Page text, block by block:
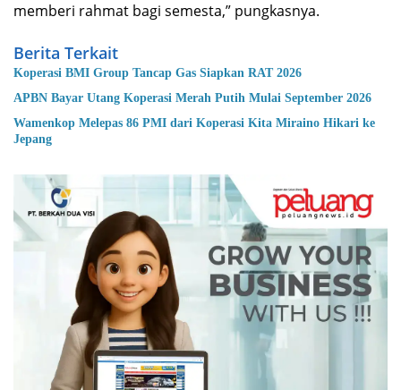
memberi rahmat bagi semesta,” pungkasnya.
Berita Terkait
Koperasi BMI Group Tancap Gas Siapkan RAT 2026
APBN Bayar Utang Koperasi Merah Putih Mulai September 2026
Wamenkop Melepas 86 PMI dari Koperasi Kita Miraino Hikari ke
Jepang